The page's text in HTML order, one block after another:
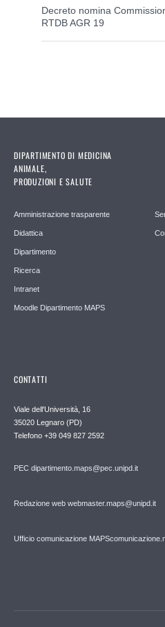
Decreto nomina
RTDB AGR 19
DIPARTIMENTO DI MEDICINA
ANIMALE,
PRODUZIONI E SALUTE
Amministrazione trasparente
Didattica
Dipartimento
Ricerca
Intranet
Moodle Dipartimento MAPS
CONTATTI
Viale dell'Università, 16
35020 Legnaro (PD)
Telefono +39 049 827 2592
PEC dipartimento.maps@pec.unipd.it
Redazione web webmaster.maps@unipd.it
Ufficio comunicazione MAPS